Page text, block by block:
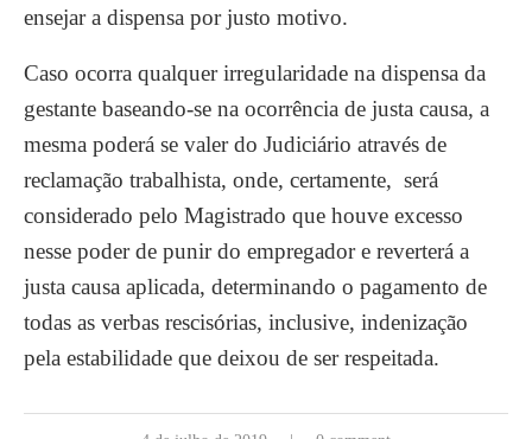
ensejar a dispensa por justo motivo.
Caso ocorra qualquer irregularidade na dispensa da
gestante baseando-se na ocorrência de justa causa, a
mesma poderá se valer do Judiciário através de
reclamação trabalhista, onde, certamente, será
considerado pelo Magistrado que houve excesso
nesse poder de punir do empregador e reverterá a
justa causa aplicada, determinando o pagamento de
todas as verbas rescisórias, inclusive, indenização
pela estabilidade que deixou de ser respeitada.